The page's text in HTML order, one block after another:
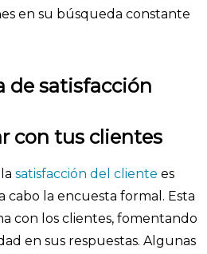
en su búsqueda constante
de satisfacción
con tus clientes
satisfacción del cliente es
la encuesta formal. Esta
con los clientes, fomentando
en sus respuestas. Algunas